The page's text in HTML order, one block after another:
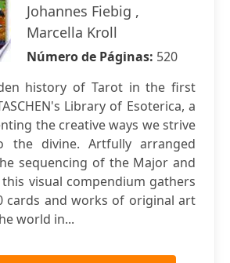
Johannes Fiebig ,
Marcella Kroll
Número de Páginas: 520
history of Tarot in the first
Library of Esoterica, a
the creative ways we strive
the divine. Artfully arranged
sequencing of the Major and
visual compendium gathers
cards and works of original art
world in...